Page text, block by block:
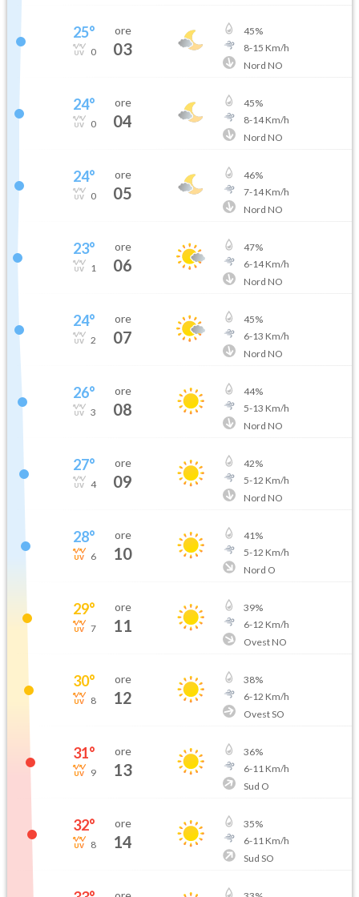
25°
0
ore
03
45%
8-15 Km/h
Nord NO
24°
0
ore
04
45%
8-14Km/h
Nord NO
24°
0
ore
05
46%
7-14Km/h
Nord NO
23°
1
ore
06
47%
6-14Km/h
Nord NO
24°
2
ore
07
45%
6-13 Km/h
Nord NO
26°
3
ore
08
44%
5-13 Km/h
Nord NO
27°
4
ore
09
42%
5-12 Km/h
Nord NO
28°
6
ore
10
41%
5-12 Km/h
Nord O
29°
7
ore
11
39%
6-12 Km/h
Ovest NO
30°
8
ore
12
38%
6-12 Km/h
Ovest SO
31°
9
ore
13
36%
6-11Km/h
Sud O
32°
8
ore
14
35%
6-11Km/h
Sud SO